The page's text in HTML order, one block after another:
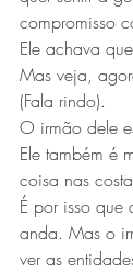
compromisso
Ele achava
Mas veja,
(Fala rindo).
O irmão dele
Ele também é
coisa nas
É por isso
anda. Mas o
ver as